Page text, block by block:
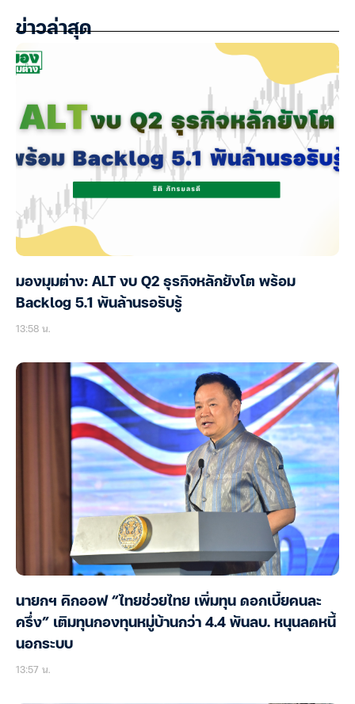
ข่าวล่าสุด
มองมุมต่าง: ALT งบ Q2 ธุรกิจหลักยังโต พร้อม
Backlog 5.1 พันล้านรอรับรู้
13:58 น.
นายกฯ คิกออฟ “ไทยช่วยไทย เพิ่มทุน ดอกเบี้ยคนละ
ครึ่ง” เติมทุนกองทุนหมู่บ้านกว่า 4.4 พันลบ. หนุนลดหนี้
นอกระบบ
13:57 น.